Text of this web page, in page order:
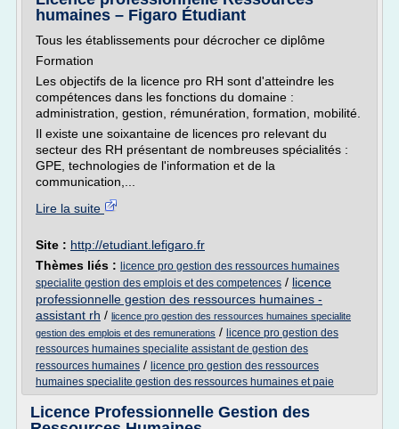
humaines – Figaro Étudiant
Tous les établissements pour décrocher ce diplôme
Formation
Les objectifs de la licence pro RH sont d'atteindre les
compétences dans les fonctions du domaine :
administration, gestion, rémunération, formation, mobilité.
Il existe une soixantaine de licences pro relevant du
secteur des RH présentant de nombreuses spécialités :
GPE, technologies de l'information et de la
communication,...
Lire la suite
Site : http://etudiant.lefigaro.fr
Thèmes liés : licence pro gestion des ressources humaines
specialite gestion des emplois et des competences / licence
professionnelle gestion des ressources humaines -
assistant rh / licence pro gestion des ressources humaines specialite
gestion des emplois et des remunerations / licence pro gestion des
ressources humaines specialite assistant de gestion des
ressources humaines / licence pro gestion des ressources
humaines specialite gestion des ressources humaines et paie
Licence Professionnelle Gestion des